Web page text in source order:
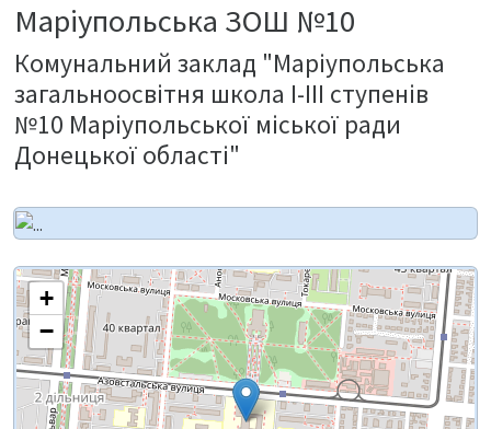
Маріупольська ЗОШ №10
Комунальний заклад "Маріупольська
загальноосвітня школа І-ІІІ ступенів
№10 Маріупольської міської ради
Донецької області"
+
−